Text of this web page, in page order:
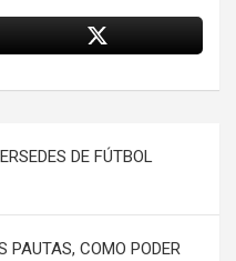
DE FÚTBOL
PAUTAS, COMO PODER